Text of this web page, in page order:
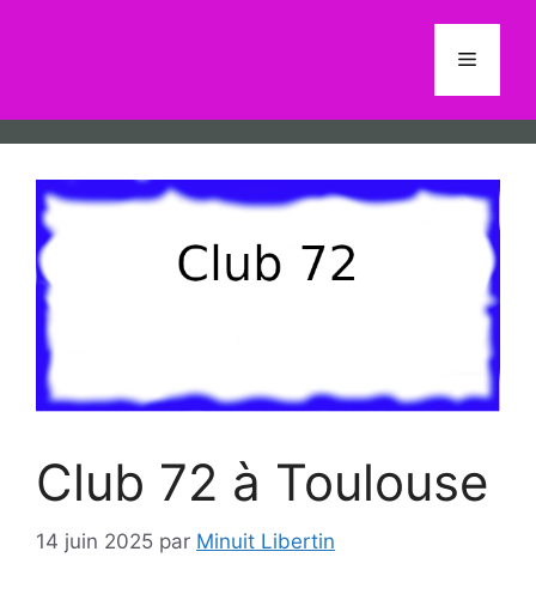
Menu
Club 72 à Toulouse
14 juin 2025 par Minuit Libertin